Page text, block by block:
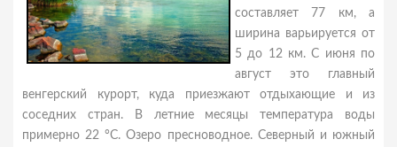
составляет 77 км, а
ширина варьируется от
5 до 12 км. С июня по
август это главный
венгерский курорт, куда приезжают отдыхающие и из
соседних стран. В летние месяцы температура воды
примерно 22 °С. Озеро пресноводное. Северный и южный